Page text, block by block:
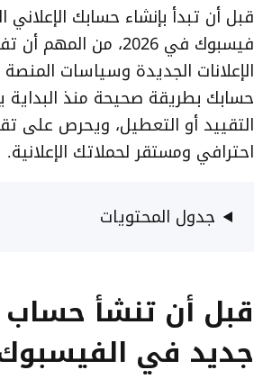
قبل أن تبدأ بإنشاء حسابك الإعلاني
فيسبوك في 2026، من
الإعلانات الجديدة وسياسات
حسابك بطريقة صحيحة منذ
التقييد أو التعطيل، ويحرص على
احترافي ومستقر لحملاتك الإعلانية.
جدول المحتويات
قبل أن تنشأ حساب
جديد في